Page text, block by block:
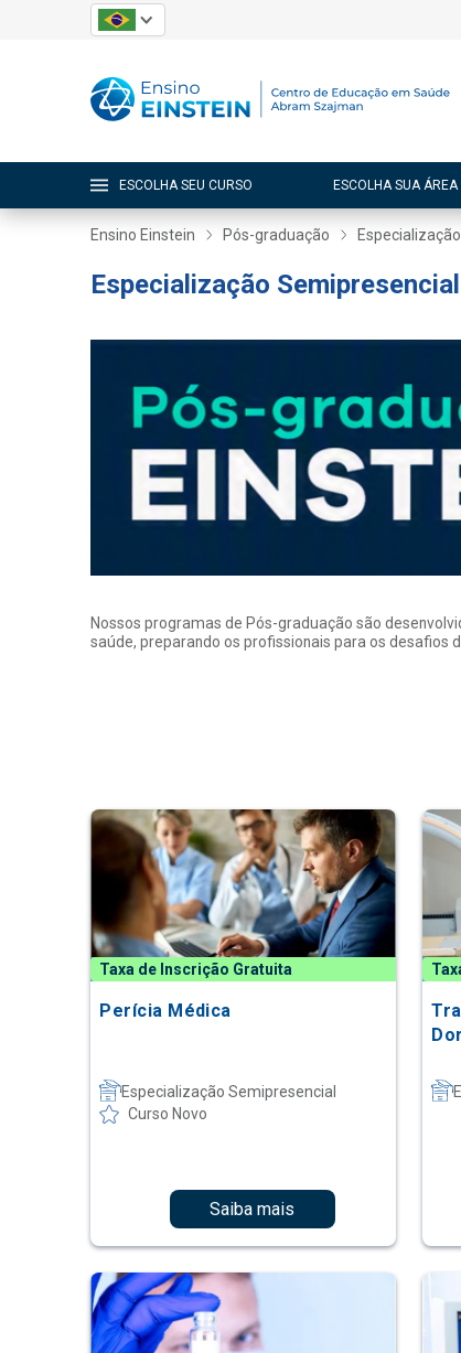
ESCOLHA SEU CURSO ESCOLHA SUA ÁREA
Ensino Einstein Pós-graduação Especialização
Especialização Semipresencial
Nossos programas de Pós-graduação são
saúde, preparando os profissionais para os desafios
Taxa de Inscrição Gratuita
Perícia Médica
Especialização Semipresencial
Curso Novo
Saiba mais
Dor